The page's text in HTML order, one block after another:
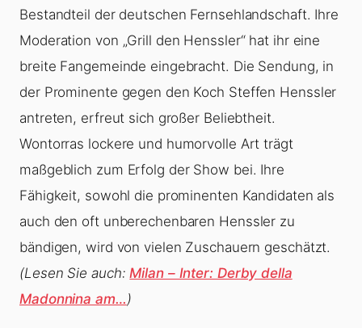
Bestandteil der deutschen Fernsehlandschaft. Ihre
Moderation von „Grill den Henssler“ hat ihr eine
breite Fangemeinde eingebracht. Die Sendung, in
der Prominente gegen den Koch Steffen Henssler
antreten, erfreut sich großer Beliebtheit.
Wontorras lockere und humorvolle Art trägt
maßgeblich zum Erfolg der Show bei. Ihre
Fähigkeit, sowohl die prominenten Kandidaten als
auch den oft unberechenbaren Henssler zu
bändigen, wird von vielen Zuschauern geschätzt.
(Lesen Sie auch:Milan – Inter: Derby della
Madonnina am…)